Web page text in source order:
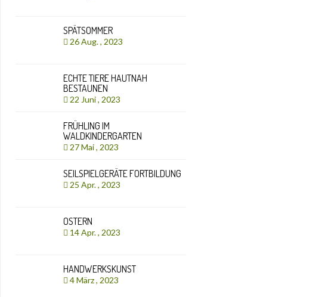
SPÄTSOMMER
26 Aug. , 2023
ECHTE TIERE HAUTNAH
BESTAUNEN
22 Juni , 2023
FRÜHLING IM
WALDKINDERGARTEN
27 Mai , 2023
SEILSPIELGERÄTE FORTBILDUNG
25 Apr. , 2023
OSTERN
14 Apr. , 2023
HANDWERKSKUNST
4 März , 2023